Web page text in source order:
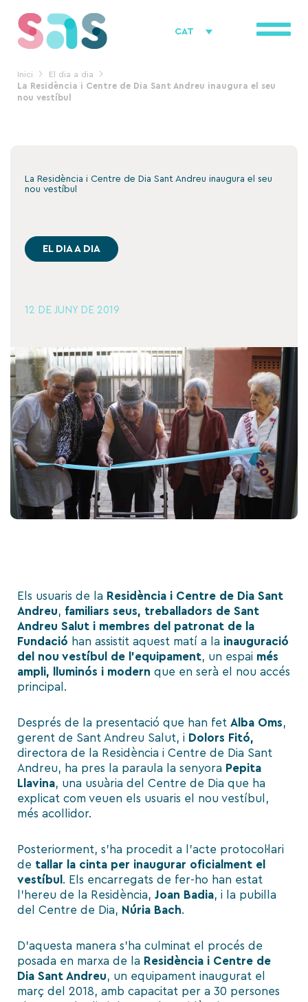
contingut
CAT
Inici
El dia a dia
La Residència i Centre de Dia Sant Andreu inaugura el seu
nou vestíbul
La Residència i Centre de Dia Sant Andreu inaugura el seu
nou vestíbul
EL DIA A DIA
12 DE JUNY DE 2019
Els usuaris de la Residència i Centre de Dia Sant
Andreu, familiars seus, treballadors de Sant
Andreu Salut i membres del patronat de la
Fundació han assistit aquest matí a la inauguració
del nou vestíbul de l’equipament, un espai més
ampli, lluminós i modern que en serà el nou accés
principal.
Després de la presentació que han fet Alba Oms,
gerent de Sant Andreu Salut, i Dolors Fitó,
directora de la Residència i Centre de Dia Sant
Andreu, ha pres la paraula la senyora Pepita
Llavina, una usuària del Centre de Dia que ha
explicat com veuen els usuaris el nou vestíbul,
més acollidor.
Posteriorment, s’ha procedit a l’acte protocol·lari
de tallar la cinta per inaugurar oficialment el
vestíbul . Els encarregats de fer-ho han estat
l’hereu de la Residència, Joan Badia, i la pubilla
del Centre de Dia, Núria Bach.
D’aquesta manera s’ha culminat el procés de
posada en marxa de la Residència i Centre de
Dia Sant Andreu, un equipament inaugurat el
març del 2018, amb capacitat per a 30 persones